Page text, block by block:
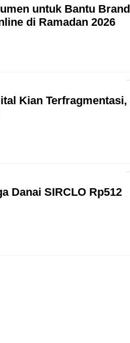
untuk Bantu Brand
di Ramadan 2026
Kian Terfragmentasi,
Danai SIRCLO Rp512